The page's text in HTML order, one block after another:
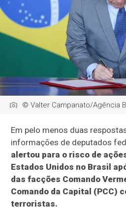
© Valter Campanato/Agência
Em pelo menos duas
informações de deputados
alertou para o risco de
Estados Unidos no Brasil
das facções Comando
Comando da Capital (PCC)
terroristas.